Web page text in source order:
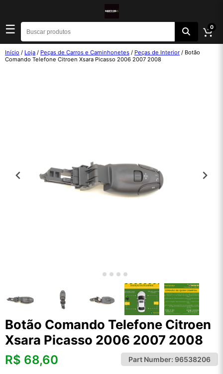
☰ 0
Início / Loja / Peças de Carros e Caminhonetes / Peças de Interior / Botão
Comando Telefone Citroen Xsara Picasso 2006 2007 2008
Botão Comando Telefone Citroen
Xsara Picasso 2006 2007 2008
R$ 68,60 Part Number: 96538206